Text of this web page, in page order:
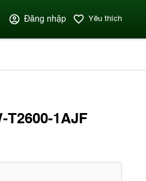
Đăng nhập Yêu thích
T2600-1AJF